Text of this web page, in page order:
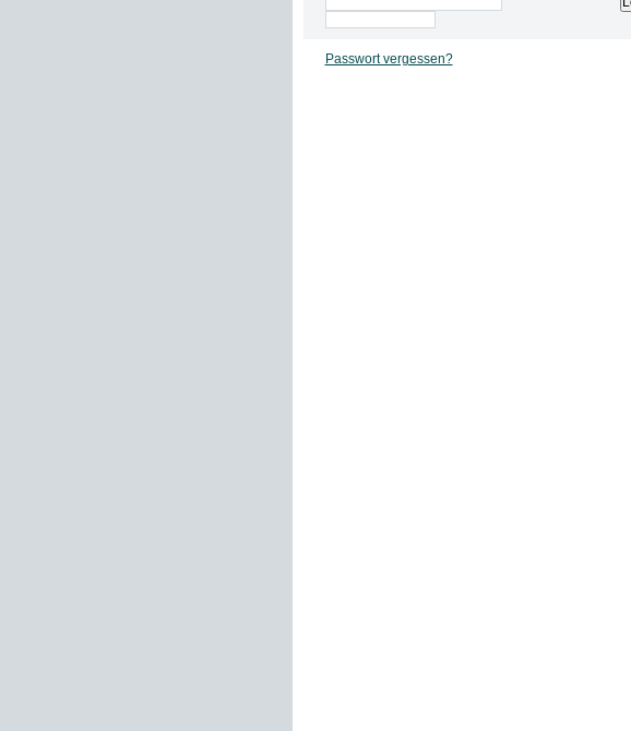
Passwort vergessen?